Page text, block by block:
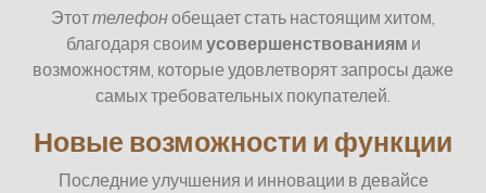
Этоттелефонобещает стать настоящим хитом,
благодаря своим усовершенствованиям и
возможностям, которые удовлетворят запросы даже
самых требовательных покупателей.
Новые возможности и функции
Последние улучшения и инновации в девайсе